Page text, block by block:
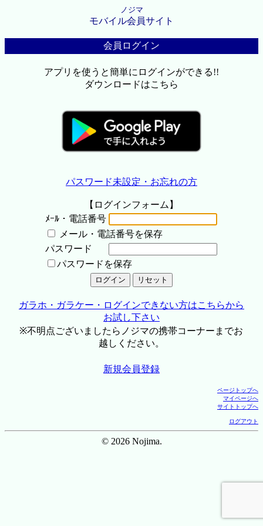
ノジマ
モバイル会員サイト
会員ログイン
アプリを使うと簡単にログインができる!!
ダウンロードはこちら
パスワード未設定・お忘れの方
【ログインフォーム】
ﾒｰﾙ・電話番号
メール・電話番号を保存
パスワード
パスワードを保存
ガラホ・ガラケー・ログインできない方はこちらから
お試し下さい
※不明点ございましたらノジマの携帯コーナーまでお
越しください。
新規会員登録
ページトップへ
マイページへ
サイトトップへ
ログアウト
© 2026 Nojima.